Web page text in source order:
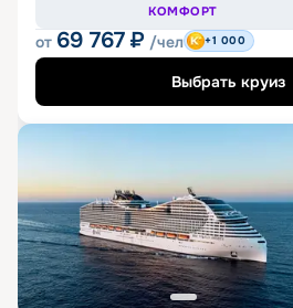
КОМФОРТ
от 69 767 ₽ /чел +1 000
Выбрать круиз